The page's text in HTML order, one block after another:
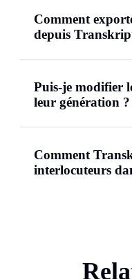
Comment
depuis
Puis-je modifier
leur génération ?
Comment
interlocuteurs